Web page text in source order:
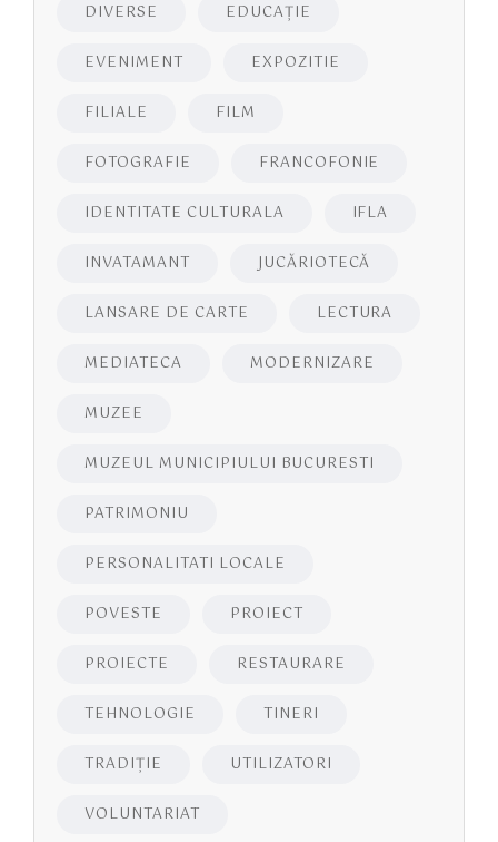
DIVERSE EDUCAŢIE
EVENIMENT EXPOZITIE
FILIALE FILM
FOTOGRAFIE FRANCOFONIE
IDENTITATE CULTURALA IFLA
INVATAMANT JUCĂRIOTECĂ
LANSARE DE CARTE LECTURA
MEDIATECA MODERNIZARE
MUZEE
MUZEUL MUNICIPIULUI BUCURESTI
PATRIMONIU
PERSONALITATI LOCALE
POVESTE PROIECT
PROIECTE RESTAURARE
TEHNOLOGIE TINERI
TRADIȚIE UTILIZATORI
VOLUNTARIAT